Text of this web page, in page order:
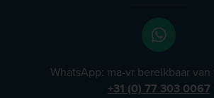
WhatsApp: ma-vr bereikbaar van
+31 (0) 77 303 0067